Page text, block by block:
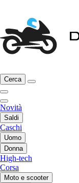
Cerca
Novità
Saldi
Caschi
Uomo
Donna
High-tech
Corsa
Moto e scooter